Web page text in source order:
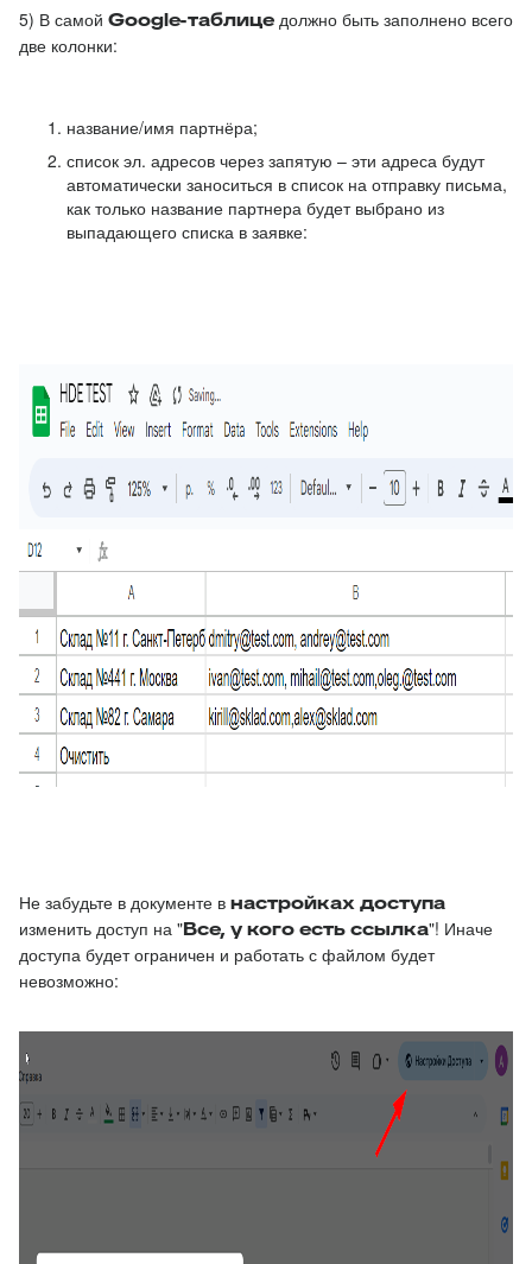
5) В самой Google-таблице должно быть заполнено всего
две колонки:
название/имя партнёра;
список эл. адресов через запятую – эти адреса будут
автоматически заноситься в список на отправку письма,
как только название партнера будет выбрано из
выпадающего списка в заявке:
Не забудьте в документе в настройках доступа
изменить доступ на "Все, у кого есть ссылка"! Иначе
доступа будет ограничен и работать с файлом будет
невозможно: